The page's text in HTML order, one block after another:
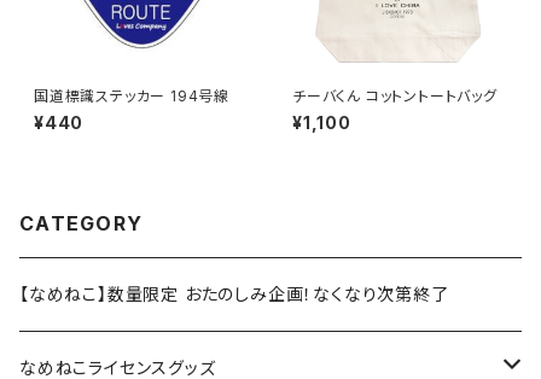
国道標識ステッカー 194号線
¥440
チーバくん コットントートバッグ
¥1,100
CATEGORY
【なめねこ】数量限定 おたのしみ企画！なくなり次第終了
なめねこライセンスグッズ